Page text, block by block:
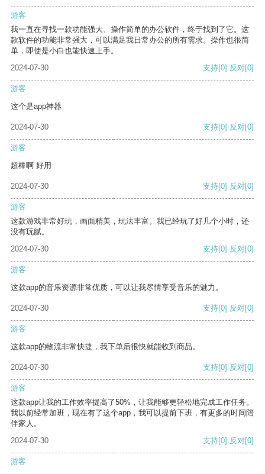
游客
我一直在寻找一款功能强大、操作简单的办公软件，终于找到了它。这
款软件的功能非常强大，可以满足我日常办公的所有需求。操作也很简
单，即使是小白也能快速上手。
2024-07-30
支持[0] 反对[0]
游客
这个是app神器
2024-07-30 支持[0] 反对[0]
游客
超棒啊 好用
2024-07-30 支持[0] 反对[0]
游客
这款游戏非常好玩，画面精美，玩法丰富。我已经玩了好几个小时，还
没有玩腻。
2024-07-30
支持[0] 反对[0]
游客
这款app的音乐资源非常优质，可以让我尽情享受音乐的魅力。
2024-07-30 支持[0] 反对[0]
游客
这款app的物流非常快捷，我下单后很快就能收到商品。
2024-07-30 支持[0] 反对[0]
游客
这款app让我的工作效率提高了50%，让我能够更轻松地完成工作任务。
我以前经常加班，现在有了这个app，我可以提前下班，有更多的时间陪
伴家人。
2024-07-30
支持[0] 反对[0]
游客